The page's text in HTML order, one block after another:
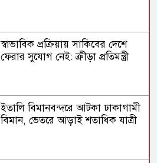
স্বাভাবিক প্রক্রিয়ায় সাকিবের দেশে
ফেরার সুযোগ নেই: ক্রীড়া প্রতিমন্ত্রী
ইতালি বিমানবন্দরে আটকা ঢাকাগামী
বিমান, ভেতরে আড়াই শতাধিক যাত্রী